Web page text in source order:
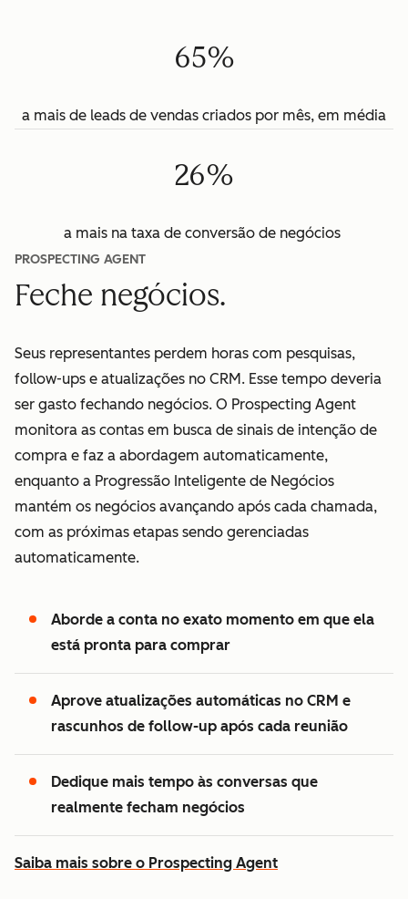
65%
a mais de leads de vendas criados por mês, em média
26%
a mais na taxa de conversão de negócios
PROSPECTING AGENT
Feche negócios.
Seus representantes perdem horas com pesquisas,
follow-ups e atualizações no CRM. Esse tempo deveria
ser gasto fechando negócios. O Prospecting Agent
monitora as contas em busca de sinais de intenção de
compra e faz a abordagem automaticamente,
enquanto a Progressão Inteligente de Negócios
mantém os negócios avançando após cada chamada,
com as próximas etapas sendo gerenciadas
automaticamente.
Aborde a conta no exato momento em que ela
está pronta para comprar
Aprove atualizações automáticas no CRM e
rascunhos de follow-up após cada reunião
Dedique mais tempo às conversas que
realmente fecham negócios
Saiba mais sobre o Prospecting Agent